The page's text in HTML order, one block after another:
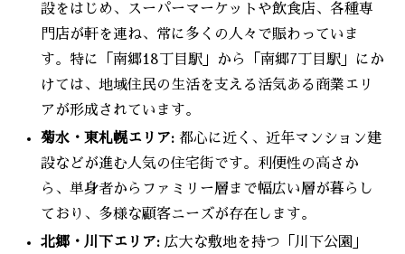
設をはじめ、スーパーマーケットや飲食店、各種専
門店が軒を連ね、常に多くの人々で賑わっていま
す。特に「南郷18丁目駅」から「南郷7丁目駅」にか
けては、地域住民の生活を支える活気ある商業エリ
アが形成されています。
菊水・東札幌エリア: 都心に近く、近年マンション建
設などが進む人気の住宅街です。利便性の高さか
ら、単身者からファミリー層まで幅広い層が暮らし
ており、多様な顧客ニーズが存在します。
北郷・川下エリア: 広大な敷地を持つ「川下公園」